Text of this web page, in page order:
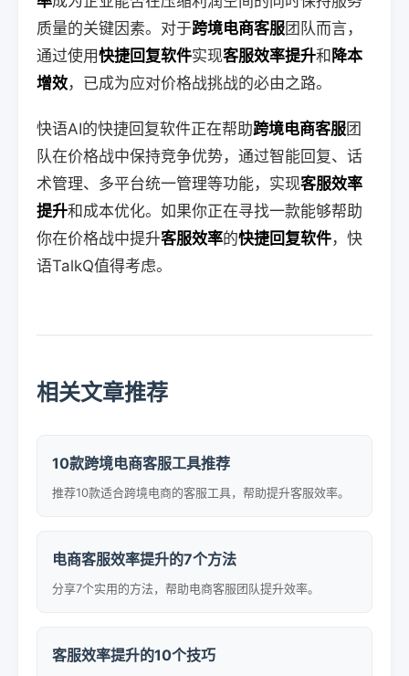
质量的关键因素。对于跨境电商客服团队而言，
通过使用快捷回复软件实现客服效率提升和 降本
增效，已成为应对价格战挑战的必由之路。
快语AI的快捷回复软件正在帮助跨境电商客服团
队在价格战中保持竞争优势，通过智能回复、话
术管理、多平台统一管理等功能，实现客服效率
提升和成本优化。如果你正在寻找一款能够帮助
你在价格战中提升客服效率的快捷回复软件，快
语TalkQ值得考虑。
相关文章推荐
10款跨境电商客服工具推荐
推荐10款适合跨境电商的客服工具，帮助提升客服效率。
电商客服效率提升的7个方法
分享7个实用的方法，帮助电商客服团队提升效率。
客服效率提升的10个技巧